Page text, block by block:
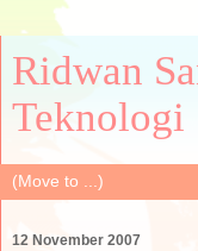
Ridwan
Teknologi
12 November 2007